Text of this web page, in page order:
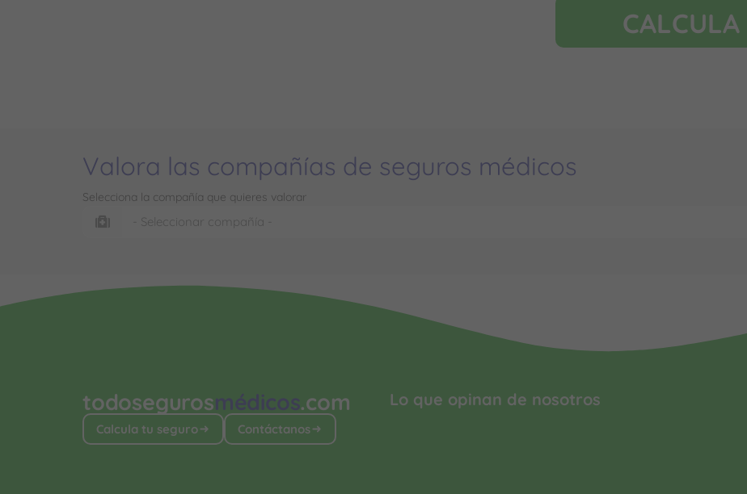
CALCULA
Valora las compañías de seguros médicos
Selecciona la compañía que quieres valorar
todosegurosmédicos.com
Calcula tu seguro Contáctanos
Lo que opinan de nosotros